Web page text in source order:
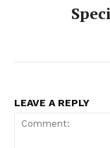
LEAVE A REPLY